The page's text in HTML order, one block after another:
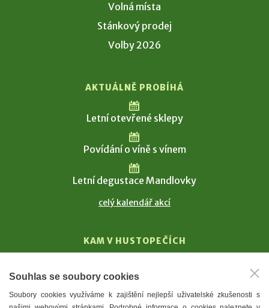
Volná místa
Stánkový prodej
Volby 2026
AKTUÁLNĚ PROBÍHÁ
Letní otevřené sklepy
Povídání o víně s vínem
Letní degustace Mandlovky
celý kalendář akcí
KAM V HUSTOPEČÍCH
T. G. Masaryk
Mandloně
Souhlas se soubory cookies
Soubory cookies využíváme k zajištění nejlepší uživatelské zkušenosti s